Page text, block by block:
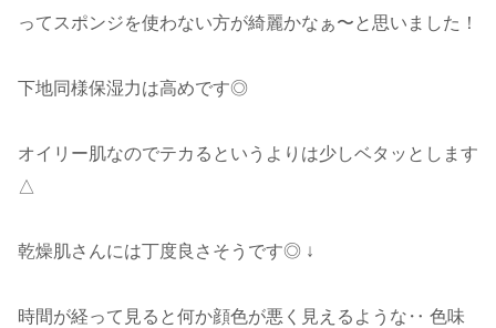
ってスポンジを使わない方が綺麗かなぁ〜と思いました！
下地同様保湿力は高めです◎
オイリー肌なのでテカるというよりは少しベタッとします
△
乾燥肌さんには丁度良さそうです◎ ↓
時間が経って見ると何か顔色が悪く見えるような‥ 色味